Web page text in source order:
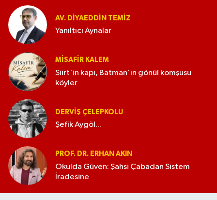
AV. DIYAEDDIN TEMIZ
Yanıltıcı Aynalar
MISAFIR KALEM
Siirt'in kapı, Batman'ın gönül komşusu
köyler
DERVIŞ ÇELEPKOLU
Şefik Aygöl...
PROF. DR. ERHAN AKIN
Okulda Güven: Şahsi Çabadan Sistem
İradesine